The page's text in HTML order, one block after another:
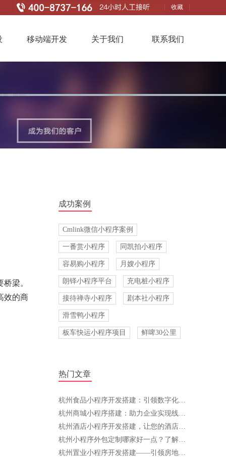
收藏
移动端开发 关于我们 联系我们
成功案例
Cmlink微信小程序案例
一番赏小程序 同凯拍小程序
容易购小程序 月嫂小程序
朗铎小程序平台 充电桩小程序
接待禅寺小程序 剧本社小程序
滑雪鸭小程序
板车快运小程序项目 鲜啤30公里
热门文章
杭州食品小程序开发搭建：引领数字化创新，助力餐饮行业腾飞
杭州商城小程序搭建：助力企业实现线上转型与智能化发展
杭州酒店小程序开发搭建，让您的酒店管理更高效
杭州小程序外包定制哪家好一点？了解这些，选择不再难！
杭州置业小程序开发搭建——引领房地产行业的新趋势
梁。
效的商